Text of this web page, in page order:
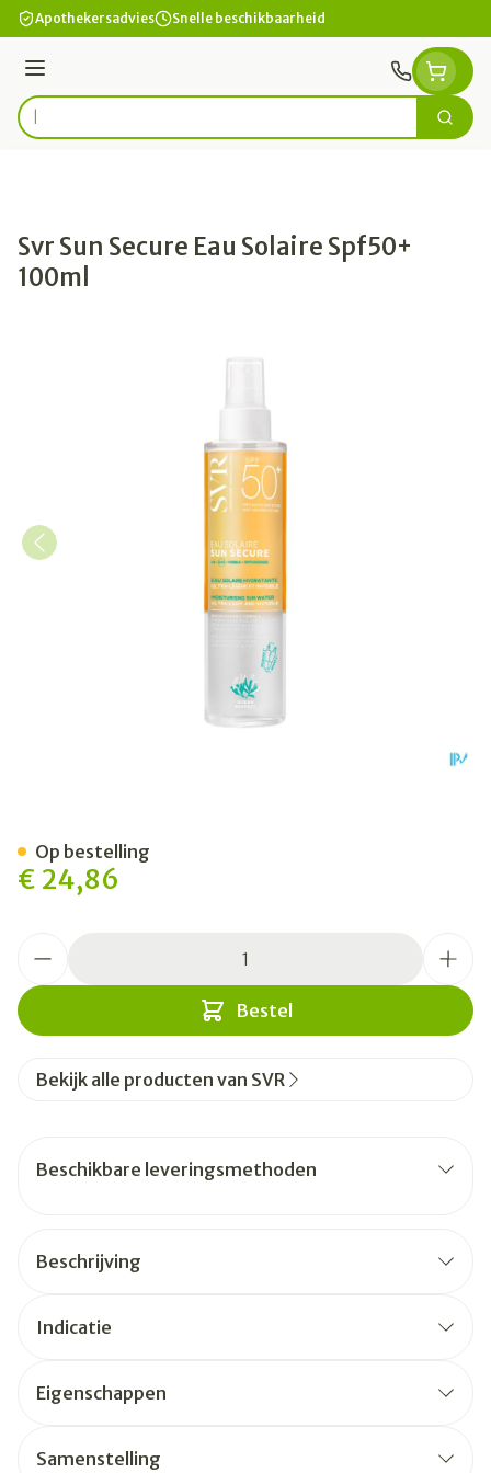
Ga naar de inhoud
Apothekersadvies Snelle beschikbaarheid
Menu
Product, merk, categorie... Zoek
Svr Sun Secure Eau Solaire Spf50+
100ml
€ 24,86
Bestel
Op bestelling
Bekijk alle producten van SVR
Beschikbare leveringsmethoden
Beschrijving
Indicatie
Eigenschappen
Samenstelling